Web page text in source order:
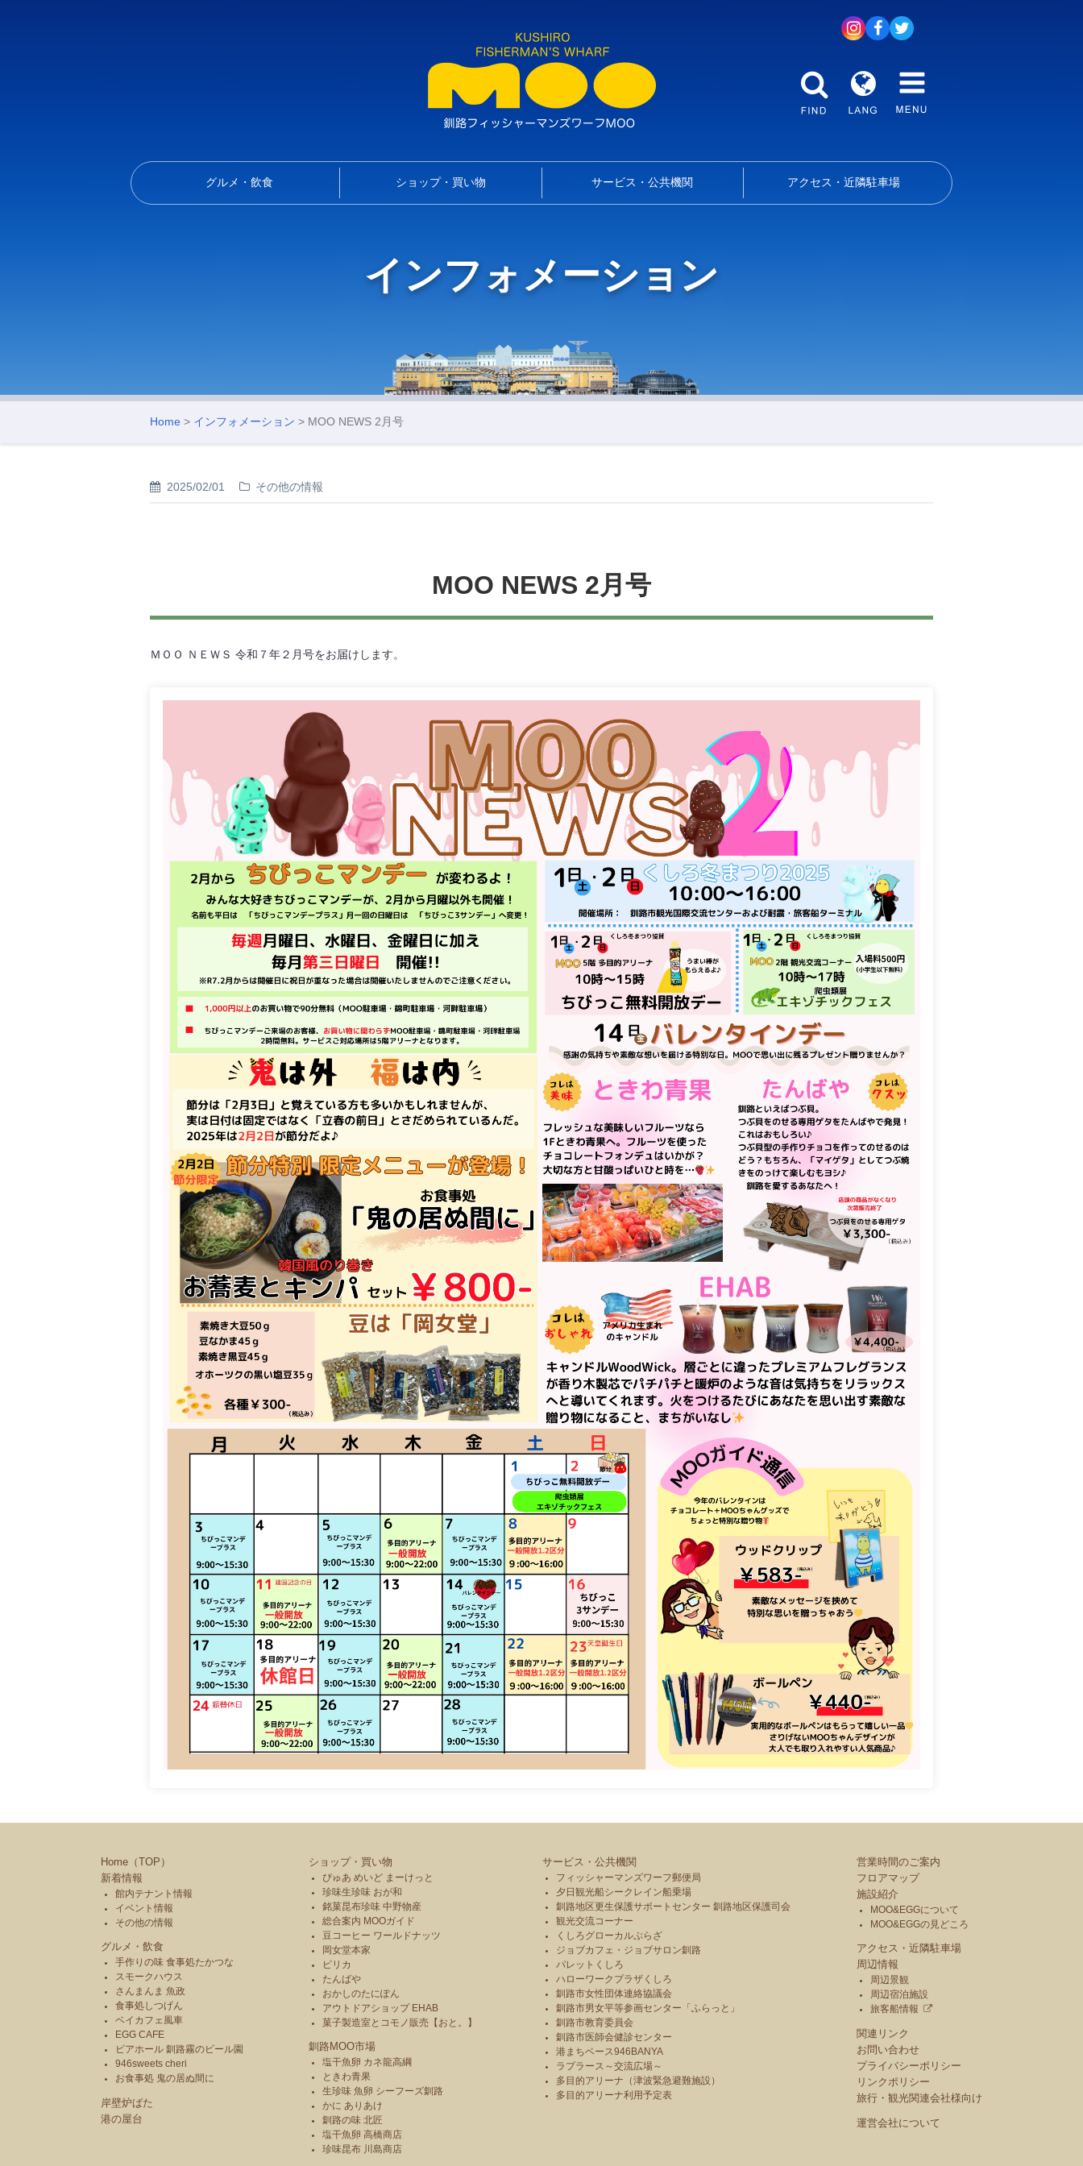
グルメ・飲食 ショップ・買い物 サービス・公共機関 アクセス・近隣駐車場
インフォメーション
Home > インフォメーション > MOO NEWS 2月号
2025/02/01 その他の情報
MOO NEWS 2月号
ＭＯＯ ＮＥＷＳ 令和７年２月号をお届けします。
Home（TOP）
新着情報
館内テナント情報
イベント情報
その他の情報
グルメ・飲食
手作りの味 食事処たかつな
スモークハウス
さんまんま 魚政
食事処しつげん
ベイカフェ風車
EGG CAFE
ビアホール 釧路霧のビール園
946sweets cheri
お食事処 鬼の居ぬ間に
岸壁炉ばた
港の屋台
ショップ・買い物
ぴゅあ めいど まーけっと
珍味生珍味 おが和
銘菓昆布珍味 中野物産
総合案内 MOOガイド
豆コーヒー ワールドナッツ
岡女堂本家
ピリカ
たんばや
おかしのたにぽん
アウトドアショップ EHAB
菓子製造室とコモノ販売【おと。】
釧路MOO市場
塩干魚卵 カネ龍高綱
ときわ青果
生珍味 魚卵 シーフーズ釧路
かに ありあけ
釧路の味 北匠
塩干魚卵 高橋商店
珍味昆布 川島商店
サービス・公共機関
フィッシャーマンズワーフ郵便局
夕日観光船シークレイン船乗場
釧路地区更生保護サポートセンター 釧路地区保護司会
観光交流コーナー
くしろグローカルぷらざ
ジョブカフェ・ジョブサロン釧路
パレットくしろ
ハローワークプラザくしろ
釧路市女性団体連絡協議会
釧路市男女平等参画センター「ふらっと」
釧路市教育委員会
釧路市医師会健診センター
港まちベース946BANYA
ラプラース～交流広場～
多目的アリーナ（津波緊急避難施設）
多目的アリーナ利用予定表
営業時間のご案内
フロアマップ
施設紹介
MOO&EGGについて
MOO&EGGの見どころ
アクセス・近隣駐車場
周辺情報
周辺景観
周辺宿泊施設
旅客船情報
関連リンク
お問い合わせ
プライバシーポリシー
リンクポリシー
旅行・観光関連会社様向け
運営会社について